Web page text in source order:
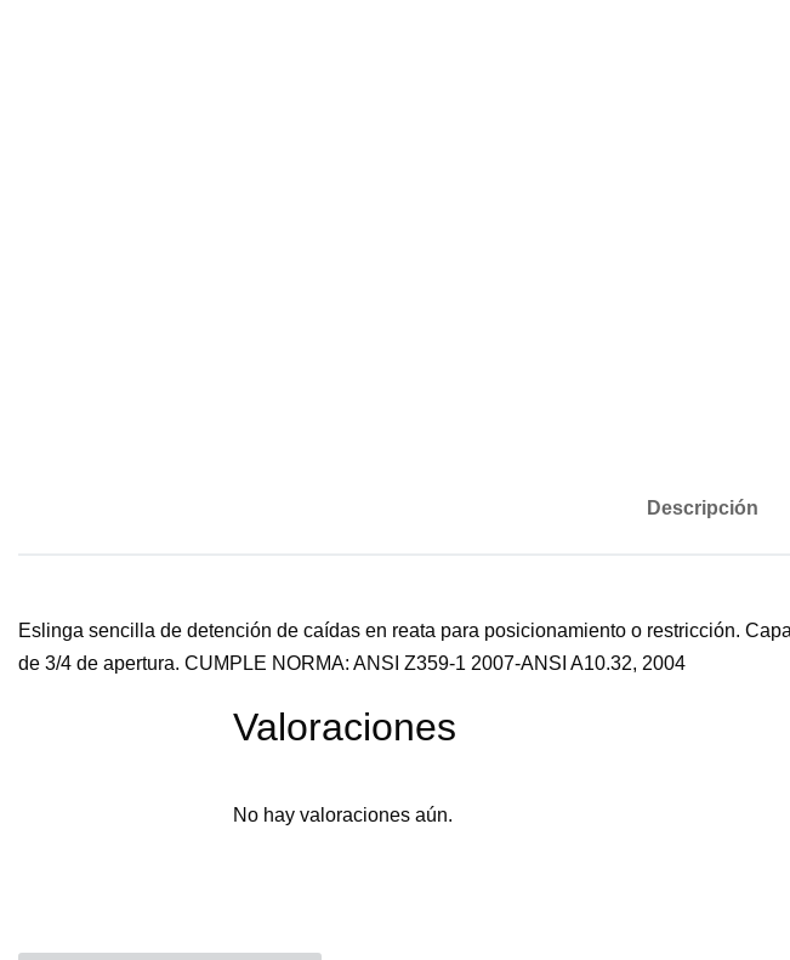
Descripción
Eslinga sencilla de detención de caídas en reata para posicionamiento o restricción.
de 3/4 de apertura. CUMPLE NORMA: ANSI Z359-1 2007-ANSI A10.32, 2004
Valoraciones
No hay valoraciones aún.